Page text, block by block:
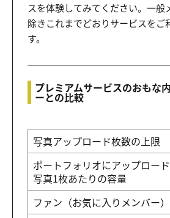
スを体験してみてください。一般
除きこれまでどおりサービスをご
す。
プレミアムサービスのおもな
ーとの比較
写真アップロード枚数の上限
ポートフォリオにアップロー
写真1枚あたりの容量
ファン（お気に入りメンバー